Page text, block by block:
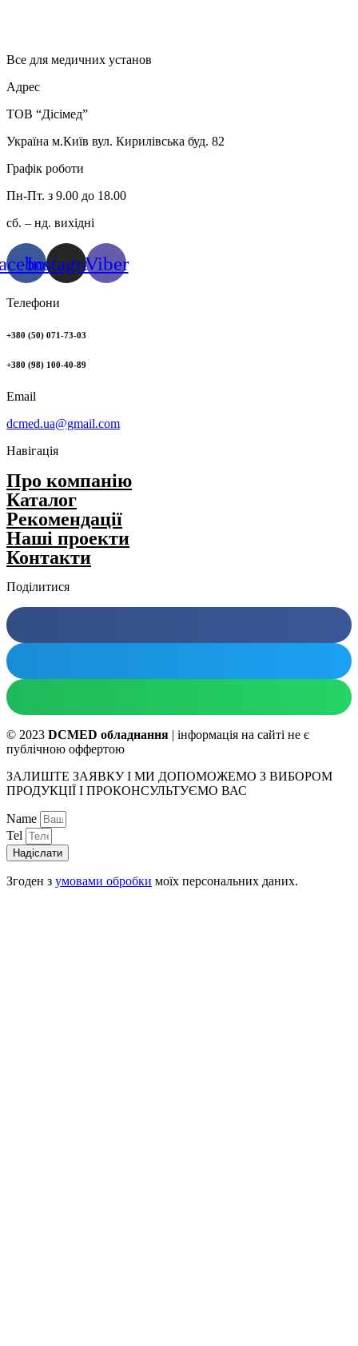
Все для медичних установ
Адрес
ТОВ “Дісімед”
Україна м.Київ вул. Кирилівська буд. 82
Графік роботи
Пн-Пт. з 9.00 до 18.00
сб. – нд. вихідні
InstagramViber
Телефони
+380 (50) 071-73-03
+380 (98) 100-40-89
Email
dcmed.ua@gmail.com
Навігація
Про компанію
Каталог
Рекомендації
Нашi проекти
Контакти
Поділитися
© 2023 DCMED обладнання | інформація на сайті не є
публічною оффертою
ЗАЛИШТЕ ЗАЯВКУ І МИ ДОПОМОЖЕМО З ВИБОРОМ
ПРОДУКЦІЇ І ПРОКОНСУЛЬТУЄМО ВАС
Name
Tel
Надіслати
Згоден з умовами обробки моїх персональних даних.